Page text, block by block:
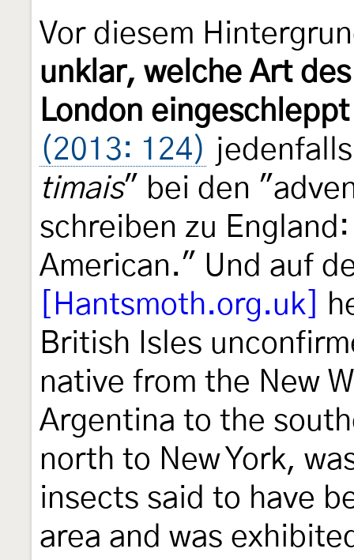
Vor diesem
unklar, welche Art
London
(2013: 124)
timais" bei den
schreiben zu
American." Und auf
[Hantsmoth.org.uk]
British Isles
native from the New
Argentina to the
north to New York,
insects said to have
area and was